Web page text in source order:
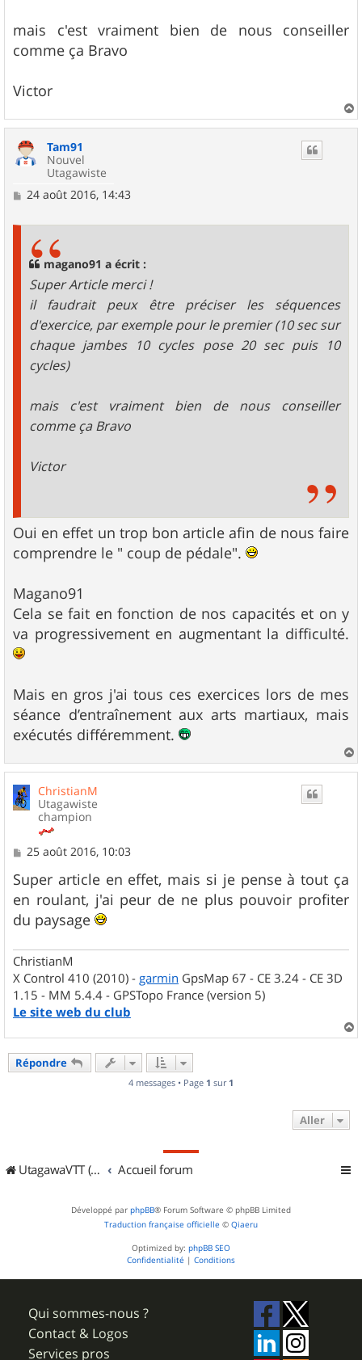
mais c'est vraiment bien de nous conseiller
comme ça Bravo
Victor
a
Tam91
Nouvel
Utagawiste
M
24 août 2016, 14:43
magano91 a écrit :
Super Article merci !
il faudrait peux être préciser les séquences
d'exercice, par exemple pour le premier (10 sec sur
chaque jambes 10 cycles pose 20 sec puis 10
cycles)
mais c'est vraiment bien de nous conseiller
comme ça Bravo
Victor
Oui en effet un trop bon article afin de nous faire
comprendre le " coup de pédale".
Magano91
Cela se fait en fonction de nos capacités et on y
va progressivement en augmentant la difficulté.
Mais en gros j'ai tous ces exercices lors de mes
séance d’entraînement aux arts martiaux, mais
exécutés différemment.
a
ChristianM
Utagawiste
champion
M
s
s
a
g
e
25 août 2016, 10:03
Super article en effet, mais si je pense à tout ça
en roulant, j'ai peur de ne plus pouvoir profiter
du paysage
ChristianM
X Control 410 (2010) - garmin GpsMap 67 - CE 3.24 - CE 3D
1.15 - MM 5.4.4 - GPSTopo France (version 5)
Le site web du club
a
Répondre
4 messages • Page 1 sur 1
Aller
UtagawaVTT (Randos VTT et VTTAE avec traces GPS) Accueil forum
Développé par phpBB® Forum Software © phpBB Limited
Traduction française officielle © Qiaeru
Optimized by: phpBB SEO
Confidentialité | Conditions
Qui sommes-nous ?
Contact & Logos
Services pros